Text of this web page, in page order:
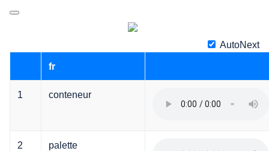
AutoNext
fr
1 conteneur
2 palette